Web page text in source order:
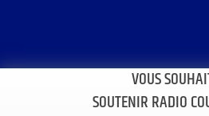
VOUS
SOUTENIR RADIO